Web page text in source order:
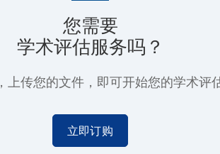
您需要
学术评估服务吗？
上传您的文件，即可开始您的学术评
立即订购